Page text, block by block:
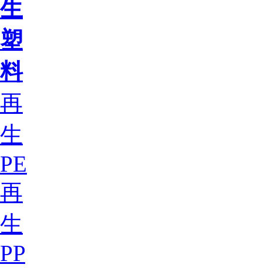
生
塑
料
再
生
PE
再
生
PP